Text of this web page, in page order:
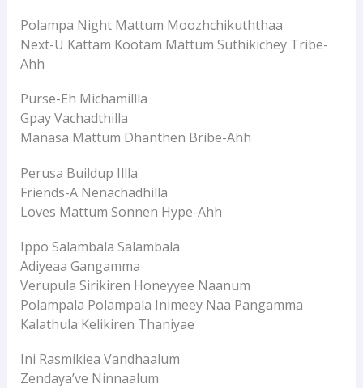
Polampa Night Mattum Moozhchikuththaa
Next-U Kattam Kootam Mattum Suthikichey Tribe-
Ahh
Purse-Eh Michamillla
Gpay Vachadthilla
Manasa Mattum Dhanthen Bribe-Ahh
Perusa Buildup Illla
Friends-A Nenachadhilla
Loves Mattum Sonnen Hype-Ahh
Ippo Salambala Salambala
Adiyeaa Gangamma
Verupula Sirikiren Honeyyee Naanum
Polampala Polampala Inimeey Naa Pangamma
Kalathula Kelikiren Thaniyae
Ini Rasmikiea Vandhaalum
Zendaya’ve Ninnaalum